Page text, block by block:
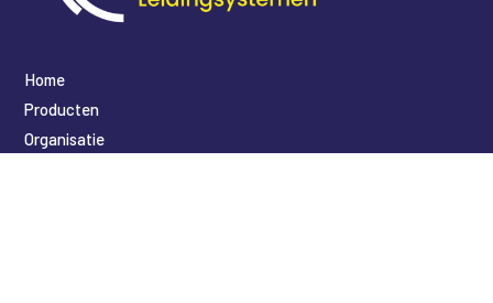
Home
Producten
Organisatie